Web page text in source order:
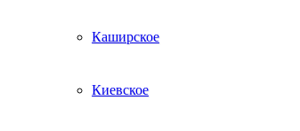
Каширское
Киевское